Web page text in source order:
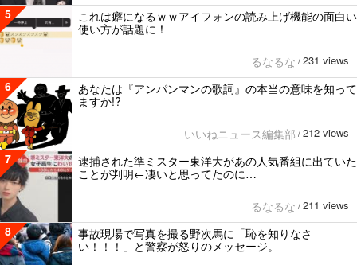
5
これは癖になるｗｗアイフォンの読み上げ機能の面白い
使い方が話題に！
るなるな / 231 views
6
あなたは『アンパンマンの歌詞』の本当の意味を知って
ますか!?
いいねニュース編集部 / 212 views
7
逮捕された準ミスター東洋大があの人気番組に出ていた
ことが判明←凄いと思ってたのに…
るなるな / 211 views
8
事故現場で写真を撮る野次馬に「恥を知りなさ
い！！！」と警察が怒りのメッセージ。